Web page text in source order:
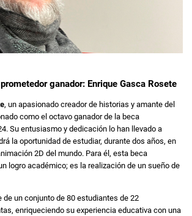
ganador: Enrique Gasca Rosete
, un apasionado creador de historias y amante del
como el octavo ganador de la beca
Su entusiasmo y dedicación lo han llevado a
la oportunidad de estudiar, durante dos años, en
2D del mundo. Para él, esta beca
logro académico; es la realización de un sueño de
de un conjunto de 80 estudiantes de 22
enriqueciendo su experiencia educativa con una